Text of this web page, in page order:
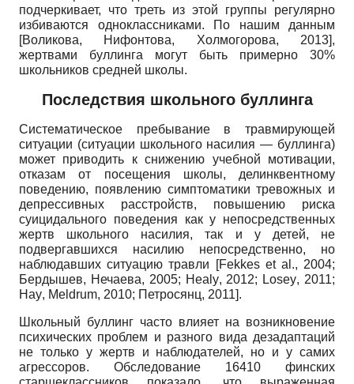
подчеркивает, что треть из этой группы регулярно
избиваются одноклассниками. По нашим данным
[Воликова, Нифонтова, Холмогорова, 2013],
жертвами буллинга могут быть примерно 30%
школьников средней школы.
Последствия школьного буллинга
Систематическое пребывание в травмирующей
ситуации (ситуации школьного насилия — буллинга)
может приводить к снижению учебной мотивации,
отказам от посещения школы, делинквентному
поведению, появлению симптоматики тревожных и
депрессивных расстройств, повышению риска
суицидального поведения как у непосредственных
жертв школьного насилия, так и у детей, не
подвергавшихся насилию непосредственно, но
наблюдавших ситуацию травли [Fekkes et al ., 2004;
Бердышев, Нечаева, 2005; Healy, 2012; Losey, 2011;
Hay, Meldrum, 2010; Петросянц, 2011].
Школьный буллинг часто влияет на возникновение
психических проблем и разного вида дезадаптаций
не только у жертв и наблюдателей, но и у самих
агрессоров. Обследование 16410 финских